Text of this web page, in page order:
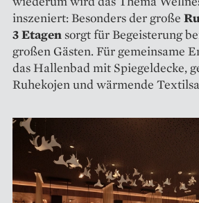
inszeniert: Besonders der große
3 Etagensorgt für Begeisterung
großen Gästen. Für gemeinsame
das Hallenbad mit Spiegeldecke,
Ruhekojen und wärmende